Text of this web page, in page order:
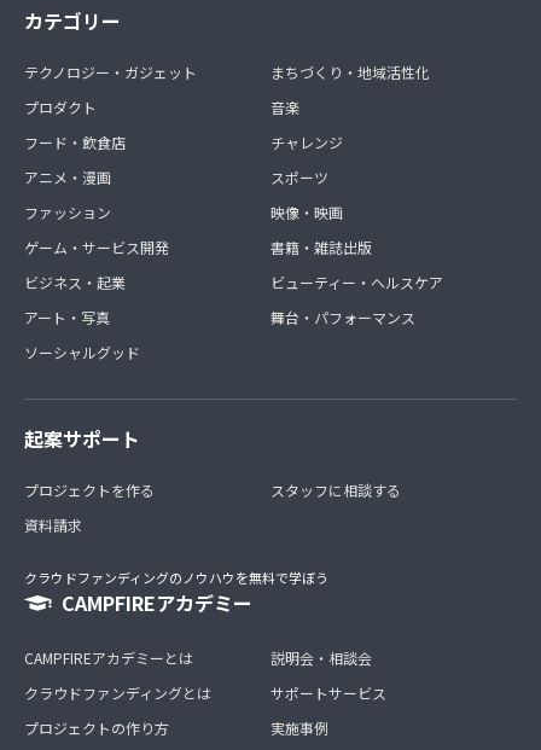
カテゴリー
テクノロジー・ガジェット
プロダクト
フード・飲食店
アニメ・漫画
ファッション
ゲーム・サービス開発
ビジネス・起業
アート・写真
ソーシャルグッド
まちづくり・地域活性化
音楽
チャレンジ
スポーツ
映像・映画
書籍・雑誌出版
ビューティー・ヘルスケア
舞台・パフォーマンス
起案サポート
プロジェクトを作る
資料請求
スタッフに相談する
クラウドファンディングのノウハウを無料で学ぼう
CAMPFIREアカデミー
CAMPFIREアカデミーとは
クラウドファンディングとは
プロジェクトの作り方
説明会・相談会
サポートサービス
実施事例